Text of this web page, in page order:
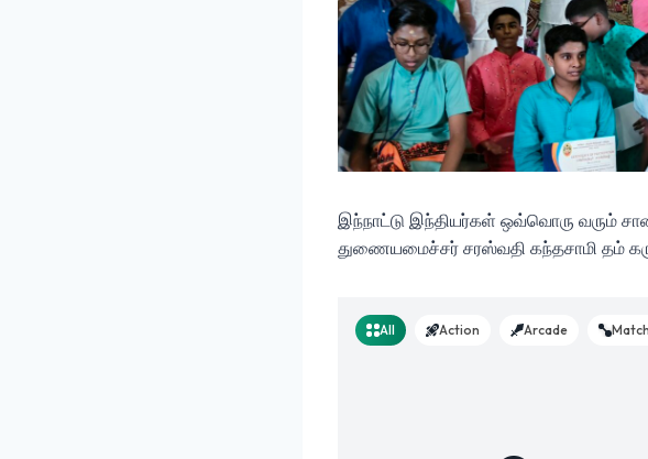
இந்நாட்டு இந்தியர்கள் ஒவ்வொரு வரும்
துணையமைச்சர் சரஸ்வதி கந்தசாமி தம்